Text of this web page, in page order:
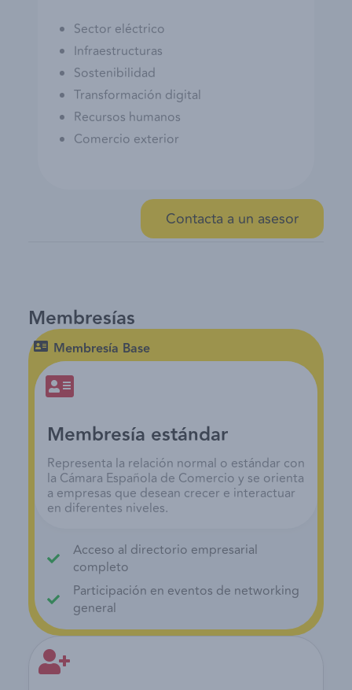
Sector eléctrico
Infraestructuras
Sostenibilidad
Transformación digital
Recursos humanos
Comercio exterior
Contacta a un asesor
Membresías
Membresía Base
Membresía estándar
Representa la relación normal o estándar con
la Cámara Española de Comercio y se orienta
a empresas que desean crecer e interactuar
en diferentes niveles.
Acceso al directorio empresarial
completo
Participación en eventos de networking
general